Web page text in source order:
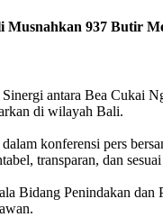
937 Butir
antara Bea Cukai
di wilayah Bali.
konferensi pers
transparan, dan
Bidang Penindakan